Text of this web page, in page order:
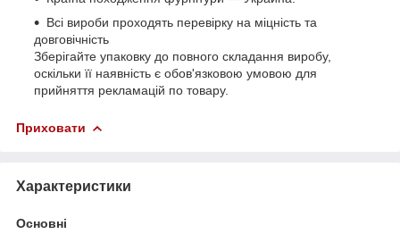
Всі вироби проходять перевірку на міцність та
довговічність
Зберігайте упаковку до повного складання виробу,
оскільки її наявність є обов'язковою умовою для
прийняття рекламацій по товару.
Приховати
Характеристики
Основні